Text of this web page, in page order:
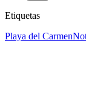
Etiquetas
Playa del Carmen